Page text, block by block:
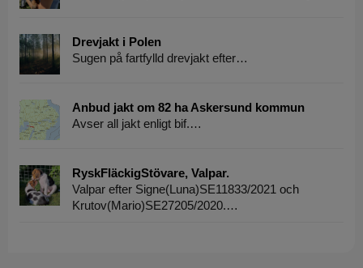
Drevjakt i Polen
Sugen på fartfylld drevjakt efter…
Anbud jakt om 82 ha Askersund kommun
Avser all jakt enligt bif.…
RyskFläckigStövare, Valpar.
Valpar efter Signe(Luna)SE11833/2021 och
Krutov(Mario)SE27205/2020.…